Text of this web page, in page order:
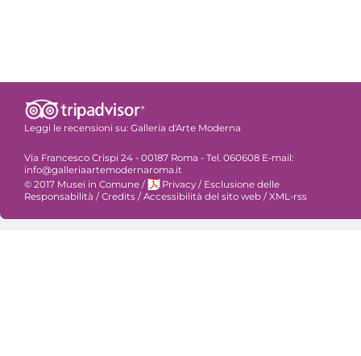
Leggi le recensioni su: Galleria d'Arte Moderna
Via Francesco Crispi 24 - 00187 Roma - Tel. 060608 E-mail:
info@galleriaartemodernaroma.it
© 2017 Musei in Comune / Privacy / Esclusione delle
Responsabilità /Credits /Accessibilità del sito web /XML-rss